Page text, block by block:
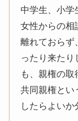
中学生、小学
女性からの相
離れておらず
ったり来たり
も、親権の
共同親権とい
したらよいか